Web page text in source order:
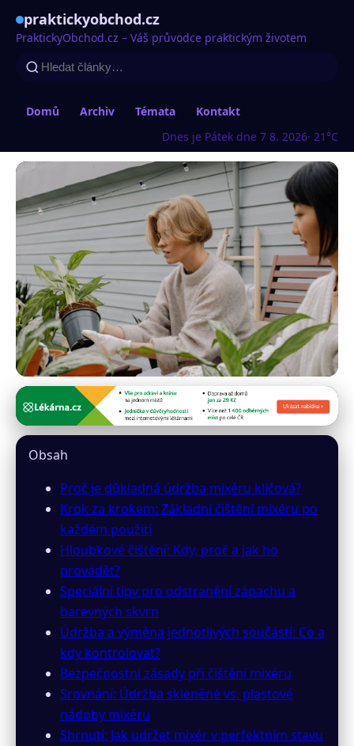
praktickyobchod.cz
PraktickyObchod.cz – Váš průvodce praktickým životem
Domů Archiv Témata
Kontakt
Dnes je Pátek dne 7 8. 2026· 21°C
praktickyobchod.cz
Ovládněte péči o svůj mixér:
údržbu
14. 3. 2026· 10 min čtení · Autor: Lucie Benešová
Obsah
Proč je důkladná údržba mixéru klíčová?
Krok za krokem: Základní čištění mixéru po
každém použití
Hloubkové čištění: Kdy, proč a jak ho
provádět?
Speciální tipy pro odstranění zápachu a
barevných skvrn
Údržba a výměna jednotlivých součástí: Co a
kdy kontrolovat?
Bezpečnostní zásady při čištění mixéru
Srovnání: Údržba skleněné vs. plastové
nádoby mixéru
Shrnutí: Jak udržet mixér v perfektním stavu